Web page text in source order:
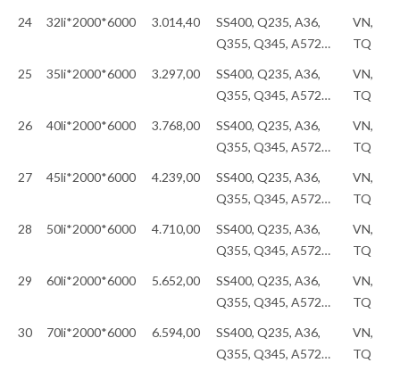
24
32li*2000*6000 3.014,40
SS400, Q235, A36,
Q355, Q345, A572…
VN,
TQ
25
35li*2000*6000 3.297,00
SS400, Q235, A36,
Q355, Q345, A572…
VN,
TQ
26
40li*2000*6000 3.768,00
SS400, Q235, A36,
Q355, Q345, A572…
VN,
TQ
27
45li*2000*6000 4.239,00
SS400, Q235, A36,
Q355, Q345, A572…
VN,
TQ
28
50li*2000*6000 4.710,00
SS400, Q235, A36,
Q355, Q345, A572…
VN,
TQ
29
60li*2000*6000 5.652,00
SS400, Q235, A36,
Q355, Q345, A572…
VN,
TQ
30
70li*2000*6000 6.594,00
SS400, Q235, A36,
Q355, Q345, A572…
VN,
TQ